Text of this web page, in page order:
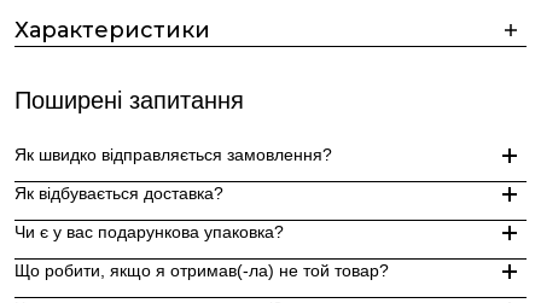
Характеристики
Поширені запитання
Як швидко відправляється замовлення?
Замовлення, оформлені до 15:00, відправляються в той же
Індивідуальні замовлення (гравіювання, вироби з перлин
Як відбувається доставка?
Доставка по Україні - Безкоштовно від 3000 грн.
За додаткову по Європі та світу , служба доставки "Укр
Чи є у вас подарункова упаковка?
Що робити, якщо я отримав(-ла) не той товар?